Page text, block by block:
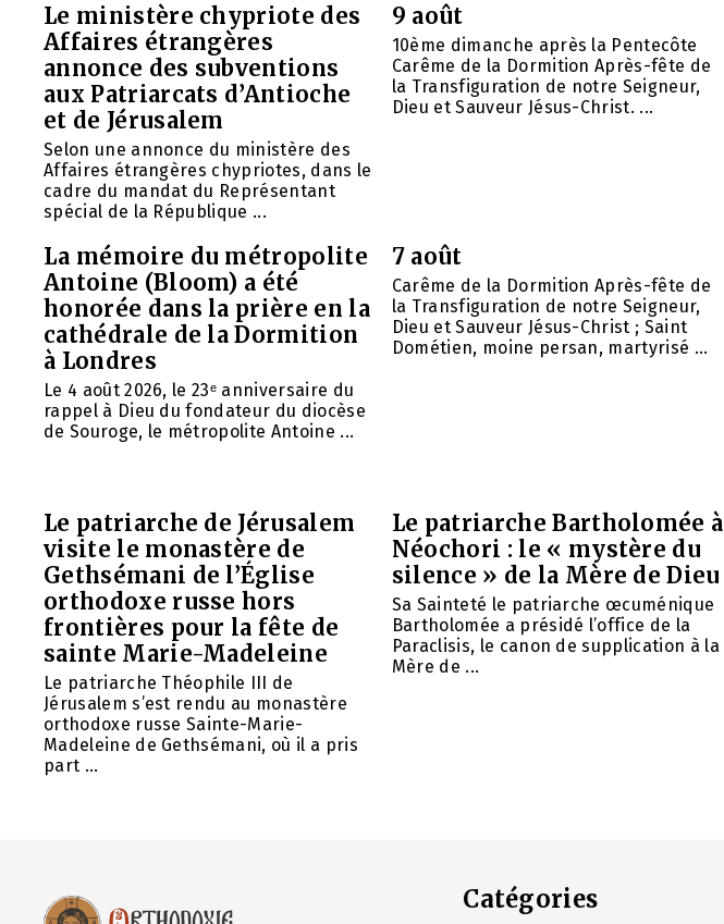
Le ministère chypriote des
Affaires étrangères
annonce des subventions
aux Patriarcats d’Antioche
et de Jérusalem
Selon une annonce du ministère des
Affaires étrangères chypriotes, dans le
cadre du mandat du Représentant
spécial de la République ...
9 août
10ème dimanche après la Pentecôte
Carême de la Dormition Après-fête de
la Transfiguration de notre Seigneur,
Dieu et Sauveur Jésus-Christ. ...
La mémoire du métropolite
Antoine (Bloom) a été
honorée dans la prière en la
cathédrale de la Dormition
à Londres
Le 4 août 2026, le 23ᵉ anniversaire du
rappel à Dieu du fondateur du diocèse
de Souroge, le métropolite Antoine ...
7 août
Carême de la Dormition Après-fête de
la Transfiguration de notre Seigneur,
Dieu et Sauveur Jésus-Christ ; Saint
Dométien, moine persan, martyrisé ...
Le patriarche de Jérusalem
visite le monastère de
Gethsémani de l’Église
orthodoxe russe hors
frontières pour la fête de
sainte Marie-Madeleine
Le patriarche Théophile III de
Jérusalem s’est rendu au monastère
orthodoxe russe Sainte-Marie-
Madeleine de Gethsémani, où il a pris
part ...
Le patriarche Bartholomée à
Néochori : le « mystère du
silence » de la Mère de Dieu
Sa Sainteté le patriarche œcuménique
Bartholomée a présidé l’office de la
Paraclisis, le canon de supplication à la
Mère de ...
Catégories